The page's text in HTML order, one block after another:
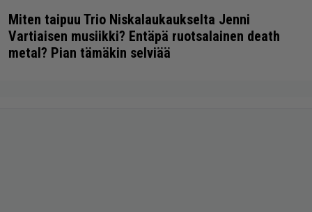
Miten taipuu Trio Niskalaukaukselta Jenni
Vartiaisen musiikki? Entäpä ruotsalainen death
metal? Pian tämäkin selviää